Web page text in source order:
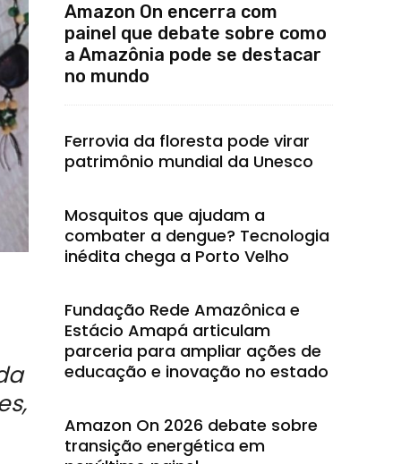
Amazon On encerra com
painel que debate sobre como
a Amazônia pode se destacar
no mundo
Ferrovia da floresta pode virar
patrimônio mundial da Unesco
Mosquitos que ajudam a
combater a dengue? Tecnologia
inédita chega a Porto Velho
Fundação Rede Amazônica e
Estácio Amapá articulam
parceria para ampliar ações de
educação e inovação no estado
Amazon On 2026 debate sobre
transição energética em